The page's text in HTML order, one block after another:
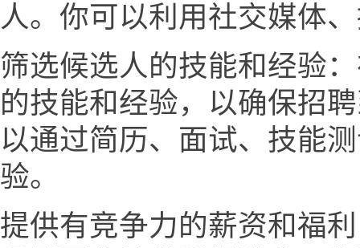
人。你可以利用社交媒体
筛选候选人的技能和经验
的技能和经验，以确保招
以通过简历、面试、技能
验。
提供有竞争力的薪资和福